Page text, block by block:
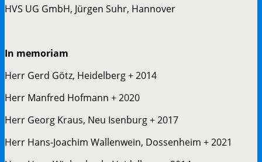
HVS UG GmbH, Jürgen Suhr, Hannover
In memoriam
Herr Gerd Götz, Heidelberg + 2014
Herr Manfred Hofmann + 2020
Herr Georg Kraus, Neu Isenburg + 2017
Herr Hans-Joachim Wallenwein, Dossenheim + 2021